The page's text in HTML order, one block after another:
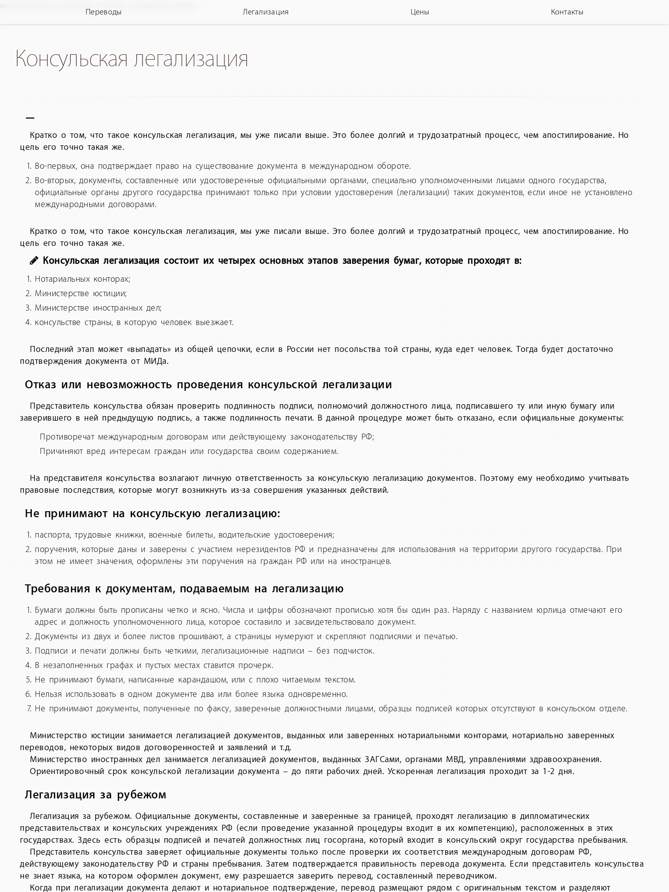
Переводы Легализация Цены Контакты
Бюро переводов и тестирования - Transinter г. Симферополь © 2026
Консульская легализация
—
Кратко о том, что такое консульская легализация, мы уже писали выше. Это более долгий и трудозатратный процесс, чем апостилирование. Но
цель его точно такая же.
Во-первых, она подтверждает право на существование документа в международном обороте.
Во-вторых, документы, составленные или удостоверенные официальными органами, специально уполномоченными лицами одного государства,
официальные органы другого государства принимают только при условии удостоверения (легализации) таких документов, если иное не установлено
международными договорами.
Кратко о том, что такое консульская легализация, мы уже писали выше. Это более долгий и трудозатратный процесс, чем апостилирование. Но
цель его точно такая же.
Консульская легализация состоит их четырех основных этапов заверения бумаг, которые проходят в:
Нотариальных конторах;
Министерстве юстиции;
Министерстве иностранных дел;
консульстве страны, в которую человек выезжает.
Последний этап может «выпадать» из общей цепочки, если в России нет посольства той страны, куда едет человек. Тогда будет достаточно
подтверждения документа от МИДа.
Отказ или невозможность проведения консульской легализации
Представитель консульства обязан проверить подлинность подписи, полномочий должностного лица, подписавшего ту или иную бумагу или
заверившего в ней предыдущую подпись, а также подлинность печати. В данной процедуре может быть отказано, если официальные документы:
Противоречат международным договорам или действующему законодательству РФ;
Причиняют вред интересам граждан или государства своим содержанием.
На представителя консульства возлагают личную ответственность за консульскую легализацию документов. Поэтому ему необходимо учитывать
правовые последствия, которые могут возникнуть из-за совершения указанных действий.
Не принимают на консульскую легализацию:
паспорта, трудовые книжки, военные билеты, водительские удостоверения;
поручения, которые даны и заверены с участием нерезидентов РФ и предназначены для использования на территории другого государства. При
этом не имеет значения, оформлены эти поручения на граждан РФ или на иностранцев.
Требования к документам, подаваемым на легализацию
Бумаги должны быть прописаны четко и ясно. Числа и цифры обозначают прописью хотя бы один раз. Наряду с названием юрлица отмечают его
адрес и должность уполномоченного лица, которое составило и засвидетельствовало документ.
Документы из двух и более листов прошивают, а страницы нумеруют и скрепляют подписями и печатью.
Подписи и печати должны быть четкими, легализационные надписи – без подчисток.
В незаполненных графах и пустых местах ставится прочерк.
Не принимают бумаги, написанные карандашом, или с плохо читаемым текстом.
Нельзя использовать в одном документе два или более языка одновременно.
Не принимают документы, полученные по факсу, заверенные должностными лицами, образцы подписей которых отсутствуют в консульском отделе.
Министерство юстиции занимается легализацией документов, выданных или заверенных нотариальными конторами, нотариально заверенных
переводов, некоторых видов договоренностей и заявлений и т.д.
Министерство иностранных дел занимается легализацией документов, выданных ЗАГСами, органами МВД, управлениями здравоохранения.
Ориентировочный срок консульской легализации документа – до пяти рабочих дней. Ускоренная легализация проходит за 1-2 дня.
Легализация за рубежом
Легализация за рубежом. Официальные документы, составленные и заверенные за границей, проходят легализацию в дипломатических
представительствах и консульских учреждениях РФ (если проведение указанной процедуры входит в их компетенцию), расположенных в этих
государствах. Здесь есть образцы подписей и печатей должностных лиц госоргана, который входит в консульский округ государства пребывания.
Представитель консульства заверяет официальные документы только после проверки их соответствия международным договорам РФ,
действующему законодательству РФ и страны пребывания. Затем подтверждается правильность перевода документа. Если представитель консульства
не знает языка, на котором оформлен документ, ему разрешается заверить перевод, составленный переводчиком.
Когда при легализации документа делают и нотариальное подтверждение, перевод размещают рядом с оригинальным текстом и разделяют